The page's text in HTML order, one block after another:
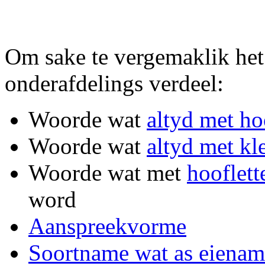
Om sake te vergemaklik
onderafdelings verdeel:
Woorde wat altyd met
Woorde wat altyd met
Woorde wat met
word
Aanspreekvorme
Soortname wat as